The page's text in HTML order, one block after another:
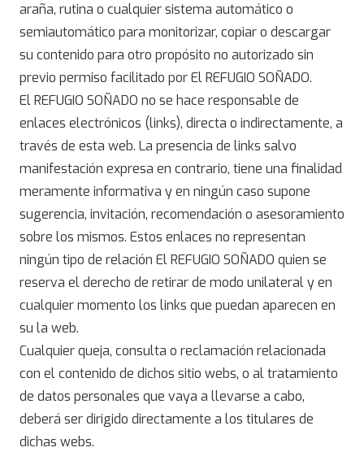
araña, rutina o cualquier sistema automático o
semiautomático para monitorizar, copiar o descargar
su contenido para otro propósito no autorizado sin
previo permiso facilitado por El REFUGIO SOÑADO.
El REFUGIO SOÑADO no se hace responsable de
enlaces electrónicos (links), directa o indirectamente, a
través de esta web. La presencia de links salvo
manifestación expresa en contrario, tiene una finalidad
meramente informativa y en ningún caso supone
sugerencia, invitación, recomendación o asesoramiento
sobre los mismos. Estos enlaces no representan
ningún tipo de relación El REFUGIO SOÑADO quien se
reserva el derecho de retirar de modo unilateral y en
cualquier momento los links que puedan aparecen en
su la web.
Cualquier queja, consulta o reclamación relacionada
con el contenido de dichos sitio webs, o al tratamiento
de datos personales que vaya a llevarse a cabo,
deberá ser dirigido directamente a los titulares de
dichas webs.